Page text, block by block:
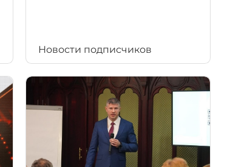
Новости подписчиков